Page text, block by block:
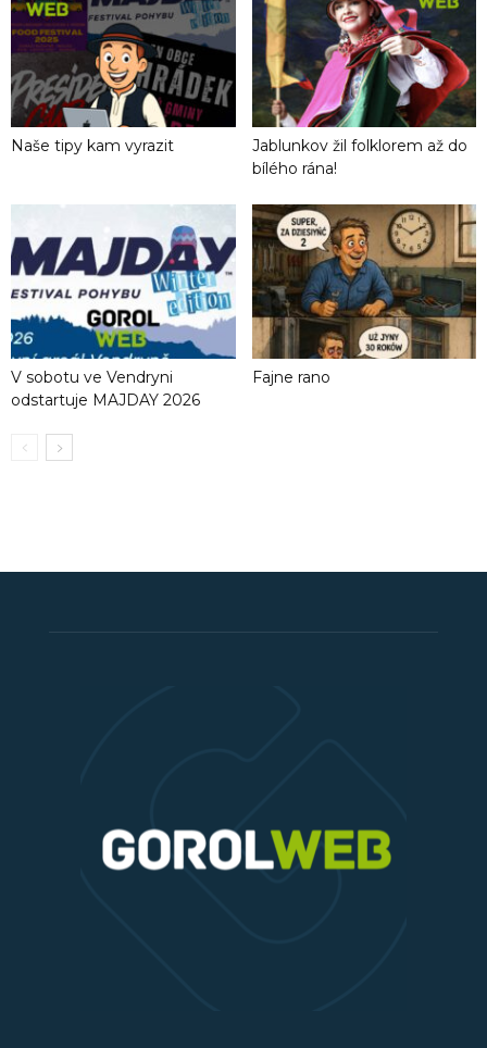
Naše tipy kam vyrazit
Jablunkov žil folklorem až do
bílého rána!
V sobotu ve Vendryni
odstartuje MAJDAY 2026
Fajne rano